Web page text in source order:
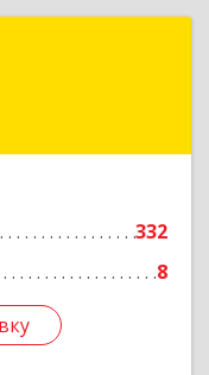
332
8
Анапский р-н,
Подробнее